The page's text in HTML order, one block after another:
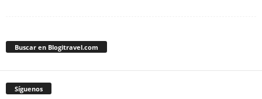
Buscar en Blogitravel.com
Síguenos